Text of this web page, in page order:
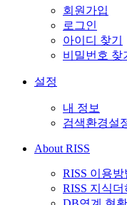
회원가입
로그인
아이디 찾기
비밀번호 찾
설정
내 정보
검색환경설
About RISS
RISS 이용방
RISS 지식더